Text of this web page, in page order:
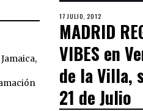
17 JULIO, 2012
MADRID
VIBES en
de la Villa,
21 de Julio